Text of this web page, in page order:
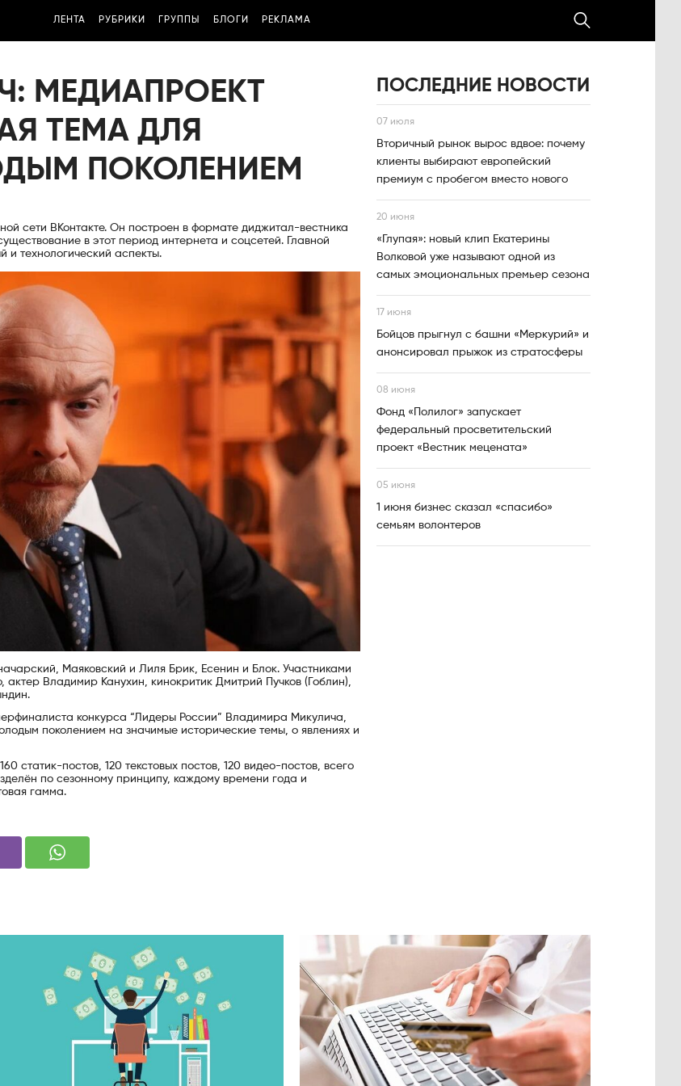
ЛЕНТА РУБРИКИ ГРУППЫ БЛОГИ РЕКЛАМА
МЕДИАПРОЕКТ
ТЕМА ДЛЯ
ПОКОЛЕНИЕМ
сети ВКонтакте. Он построен в формате диджитал-вестника
в этот период интернета и соцсетей. Главной
и технологический аспекты.
Маяковский и Лиля Брик, Есенин и Блок. Участниками
Владимир Канухин, кинокритик Дмитрий Пучков (Гоблин),
конкурса “Лидеры России” Владимира Микулича,
поколением на значимые исторические темы, о явлениях и
статик-постов, 120 текстовых постов, 120 видео-постов, всего
по сезонному принципу, каждому времени года и
гамма.
ПОСЛЕДНИЕ НОВОСТИ
07 июля
Вторичный рынок вырос вдвое: почему
клиенты выбирают европейский
премиум с пробегом вместо нового
20 июня
«Глупая»: новый клип Екатерины
Волковой уже называют одной из
самых эмоциональных премьер сезона
17 июня
Бойцов прыгнул с башни «Меркурий» и
анонсировал прыжок из стратосферы
08 июня
Фонд «Полилог» запускает
федеральный просветительский
проект «Вестник мецената»
05 июня
1 июня бизнес сказал «спасибо»
семьям волонтеров